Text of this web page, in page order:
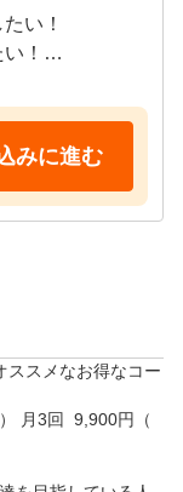
い！
！
みに進む
ススメなお得なコー
月3回  9,900円（